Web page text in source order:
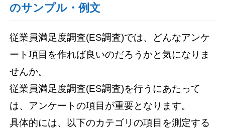
のサンプル・例文
従業員満足度調査(ES調査)では、どんなアンケ
ート項目を作れば良いのだろうかと気になりま
せんか。
従業員満足度調査(ES調査)を行うにあたって
は、アンケートの項目が重要となります。
具体的には、以下のカテゴリの項目を測定する